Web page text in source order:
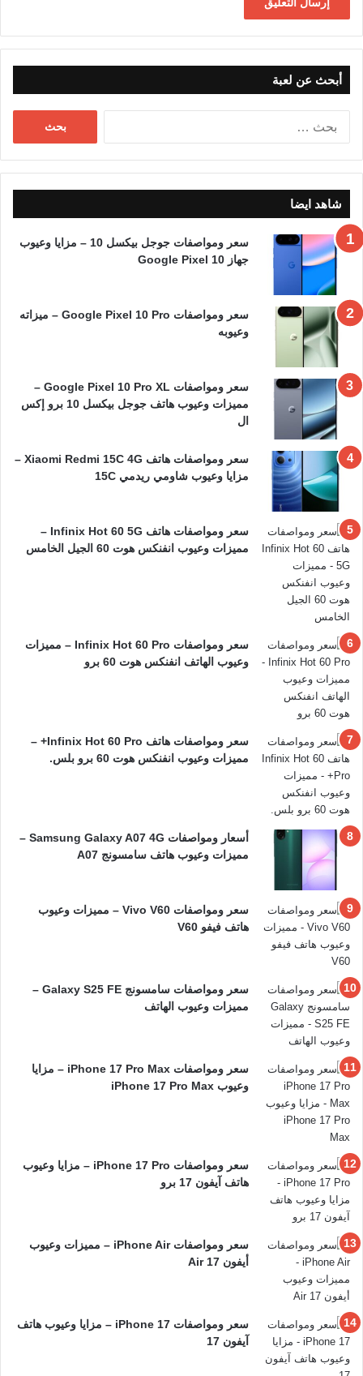
أبحث عن لعبة
شاهد ايضا
سعر ومواصفات جوجل بيكسل 10 – مزايا وعيوب
جهاز Google Pixel 10
سعر ومواصفات Google Pixel 10 Pro – ميزاته
وعيوبه
سعر ومواصفات Google Pixel 10 Pro XL –
مميزات وعيوب هاتف جوجل بيكسل 10 برو إكس
ال
سعر ومواصفات هاتف Xiaomi Redmi 15C 4G –
مزايا وعيوب شاومي ريدمي 15C
سعر ومواصفات هاتف Infinix Hot 60 5G –
مميزات وعيوب انفنكس هوت 60 الجيل الخامس
سعر ومواصفات Infinix Hot 60 Pro – مميزات
وعيوب الهاتف انفنكس هوت 60 برو
سعر ومواصفات هاتف Infinix Hot 60 Pro+ –
مميزات وعيوب انفنكس هوت 60 برو بلس.
أسعار ومواصفات Samsung Galaxy A07 4G –
مميزات وعيوب هاتف سامسونج A07
سعر ومواصفات Vivo V60 – مميزات وعيوب
هاتف فيفو V60
سعر ومواصفات سامسونج Galaxy S25 FE –
مميزات وعيوب الهاتف
سعر ومواصفات iPhone 17 Pro Max – مزايا
وعيوب iPhone 17 Pro Max
سعر ومواصفات iPhone 17 Pro – مزايا وعيوب
هاتف آيفون 17 برو
سعر ومواصفات iPhone Air – مميزات وعيوب
أيفون 17 Air
سعر ومواصفات iPhone 17 – مزايا وعيوب هاتف
آيفون 17